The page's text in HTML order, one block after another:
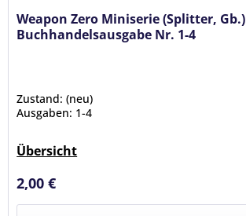
Weapon Zero Miniserie (Splitter, Gb.)
Buchhandelsausgabe Nr. 1-4
Zustand: (neu)
Ausgaben: 1-4
Übersicht
2,00 €